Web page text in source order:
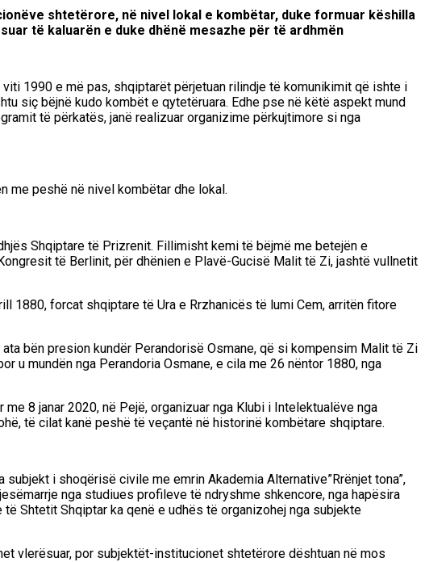
shtetërore, në nivel lokal e kombëtar, duke formuar këshilla
të kaluarën e duke dhënë mesazhe për të ardhmën
viti 1990 e më pas, shqiptarët përjetuan rilindje të komunikimit që ishte i
siç bëjnë kudo kombët e qytetëruara. Edhe pse në këtë aspekt mund
të përkatës, janë realizuar organizime përkujtimore si nga
me peshë në nivel kombëtar dhe lokal.
Shqiptare të Prizrenit. Fillimisht kemi të bëjmë me betejën e
të Berlinit, për dhënien e Plavë-Gucisë Malit të Zi, jashtë vullnetit
1880, forcat shqiptare të Ura e Rrzhanicës të lumi Cem, arritën fitore
bën presion kundër Perandorisë Osmane, që si kompensim Malit të Zi
u mundën nga Perandoria Osmane, e cila me 26 nëntor 1880, nga
8 janar 2020, në Pejë, organizuar nga Klubi i Intelektualëve nga
të cilat kanë peshë të veçantë në historinë kombëtare shqiptare.
subjekt i shoqërisë civile me emrin Akademia Alternative”Rrënjet tona”,
nga studiues profileve të ndryshme shkencore, nga hapësira
të Shtetit Shqiptar ka qenë e udhës të organizohej nga subjekte
vlerësuar, por subjektët-institucionet shtetërore dështuan në mos